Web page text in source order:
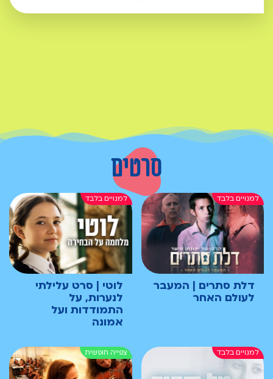
סרטים
דלת סתרים | המעבר
לעולם האחר
לוטי | סרט עלילתי
לנערות, על
התמודדות ועל
אמונה